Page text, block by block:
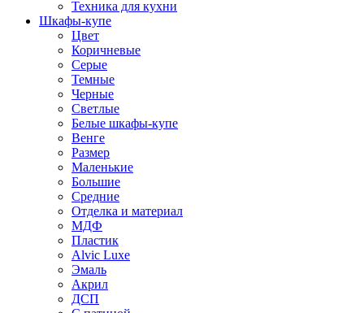
Техника для кухни
Шкафы-купе
Цвет
Коричневые
Серые
Темные
Черные
Светлые
Белые шкафы-купе
Венге
Размер
Маленькие
Большие
Средние
Отделка и материал
МДФ
Пластик
Alvic Luxe
Эмаль
Акрил
ДСП